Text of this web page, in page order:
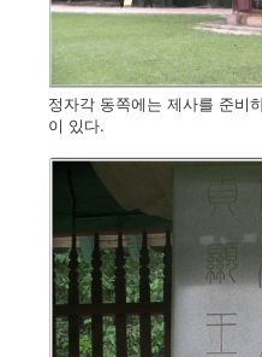
정자각 동쪽에는 제사를 준비
이 있다.